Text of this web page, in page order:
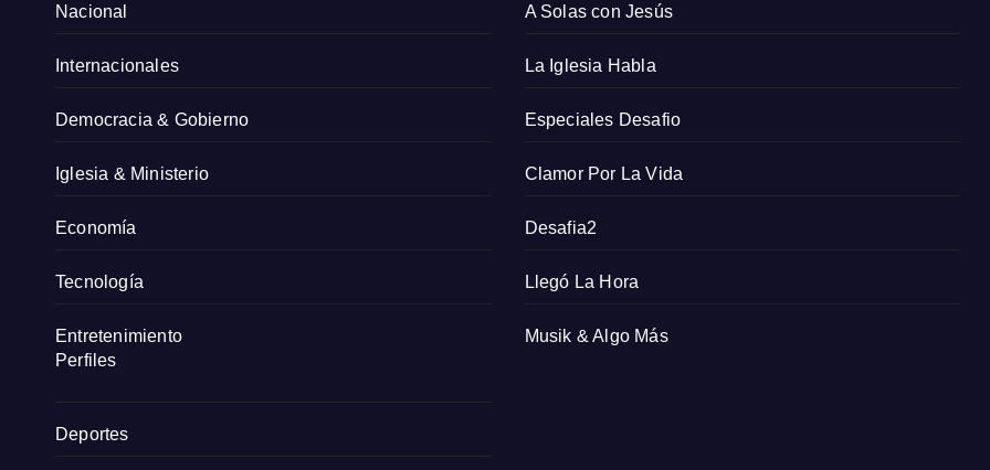
Nacional
Internacionales
Democracia & Gobierno
Iglesia & Ministerio
Economía
Tecnología
Entretenimiento
Perfiles
Deportes
A Solas con Jesús
La Iglesia Habla
Especiales Desafio
Clamor Por La Vida
Desafia2
Llegó La Hora
Musik & Algo Más